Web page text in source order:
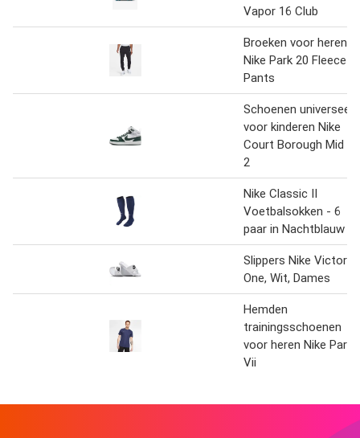
Vapor 16 Club
Broeken voor heren
Nike Park 20 Fleece
Pants
Schoenen universeel
voor kinderen Nike
Court Borough Mid
2
Nike Classic II
Voetbalsokken - 6
paar in Nachtblauw
Slippers Nike Victori
One, Wit, Dames
Hemden
trainingsschoenen
voor heren Nike Park
Vii